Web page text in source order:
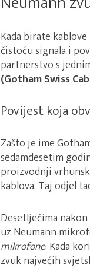
Kada birate
čistoću signala i
partnerstvo s
(Gotham Swiss
Povijest koja
Zašto je ime
sedamdesetim
proizvodnji
kablova. Taj odjel
Desetljećima
uz Neumann
mikrofone. Kada
zvuk najvećih